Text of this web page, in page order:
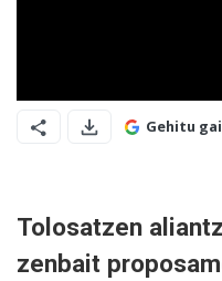
Gehitu
Tolosatzen
zenbait